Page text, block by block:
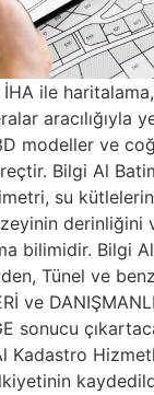
ile haritalama,
aracılığıyla
modeller ve
Bilgi Al
su
derinliğini
bilimidir. Bilgi
Tünel ve
ve
sonucu
Kadastro